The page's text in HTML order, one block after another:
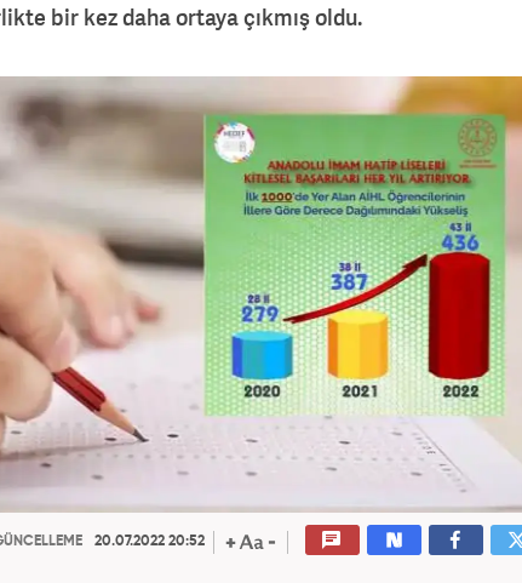
bir kez daha ortaya çıkmış oldu.
20.07.2022 20:52